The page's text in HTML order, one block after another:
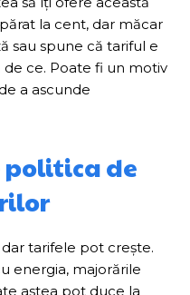
la cent, dar măcar
sau spune că tariful e
de ce. Poate fi un motiv
a ascunde
de
tarifele pot crește.
energia, majorările
astea pot duce la